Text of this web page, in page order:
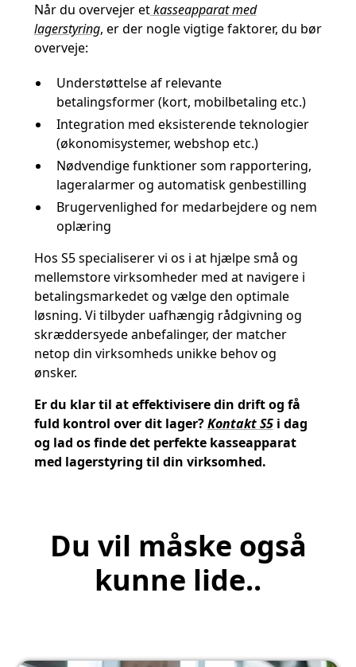
Når du overvejer etkasseapparat med
lagerstyring, er der nogle vigtige faktorer, du bør
overveje:
Understøttelse af relevante
betalingsformer (kort, mobilbetaling etc.)
Integration med eksisterende teknologier
(økonomisystemer, webshop etc.)
Nødvendige funktioner som rapportering,
lageralarmer og automatisk genbestilling
Brugervenlighed for medarbejdere og nem
oplæring
Hos S5 specialiserer vi os i at hjælpe små og
mellemstore virksomheder med at navigere i
betalingsmarkedet og vælge den optimale
løsning. Vi tilbyder uafhængig rådgivning og
skræddersyede anbefalinger, der matcher
netop din virksomheds unikke behov og
ønsker.
Er du klar til at effektivisere din drift og få
fuld kontrol over dit lager?Kontakt S5i dag
og lad os finde det perfekte kasseapparat
med lagerstyring til din virksomhed.
Du vil måske også
kunne lide..